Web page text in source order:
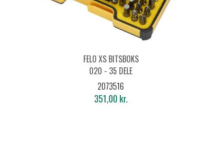
FELO XS BITSBOKS
020 - 35 DELE
2073516
351,00 kr.